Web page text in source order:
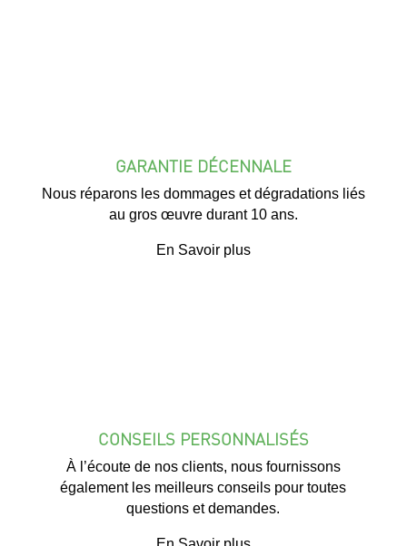
GARANTIE DÉCENNALE
Nous réparons les dommages et dégradations liés
au gros œuvre durant 10 ans.
En Savoir plus
CONSEILS PERSONNALISÉS
À l’écoute de nos clients, nous fournissons
également les meilleurs conseils pour toutes
questions et demandes.